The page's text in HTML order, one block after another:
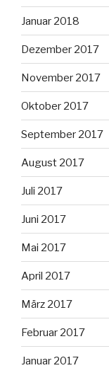
Januar 2018
Dezember 2017
November 2017
Oktober 2017
September 2017
August 2017
Juli 2017
Juni 2017
Mai 2017
April 2017
März 2017
Februar 2017
Januar 2017